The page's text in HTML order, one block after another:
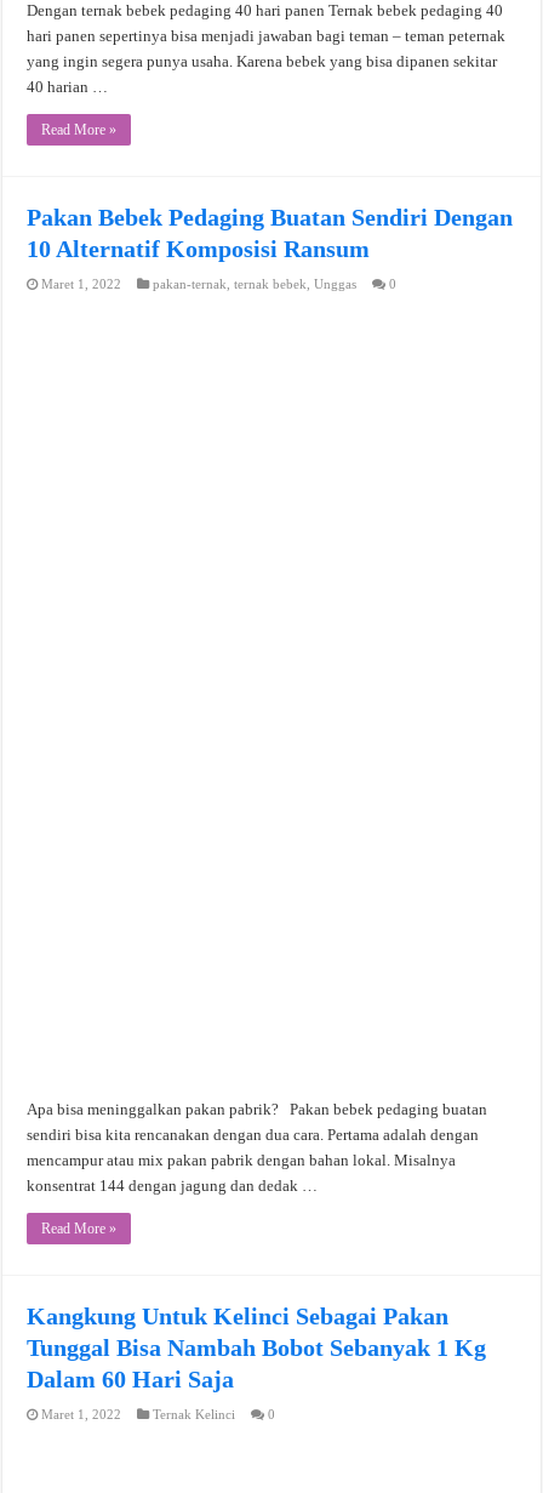
Dengan ternak bebek pedaging 40 hari panen Ternak bebek pedaging 40
hari panen sepertinya bisa menjadi jawaban bagi teman – teman peternak
yang ingin segera punya usaha. Karena bebek yang bisa dipanen sekitar
40 harian …
Read More »
Pakan Bebek Pedaging Buatan Sendiri Dengan
10 Alternatif Komposisi Ransum
Maret 1, 2022 pakan-ternak ,ternak bebek ,Unggas 0
Apa bisa meninggalkan pakan pabrik? Pakan bebek pedaging buatan
sendiri bisa kita rencanakan dengan dua cara. Pertama adalah dengan
mencampur atau mix pakan pabrik dengan bahan lokal. Misalnya
konsentrat 144 dengan jagung dan dedak …
Read More »
Kangkung Untuk Kelinci Sebagai Pakan
Tunggal Bisa Nambah Bobot Sebanyak 1 Kg
Dalam 60 Hari Saja
Maret 1, 2022 Ternak Kelinci 0